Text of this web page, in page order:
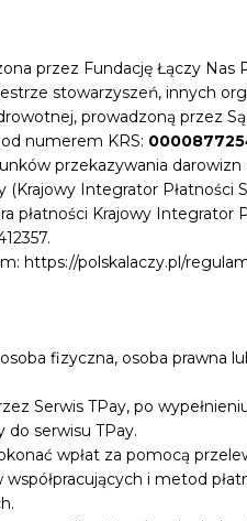
przez Fundację Łączy Nas
stowarzyszeń, innych
prowadzoną przez
numerem KRS:
przekazywania
Integrator Płatności
płatności Krajowy Integrator
https://polskalaczy.pl/
fizyczna, osoba prawna
Serwis TPay, po
serwisu TPay.
wpłat za pomocą
i metod